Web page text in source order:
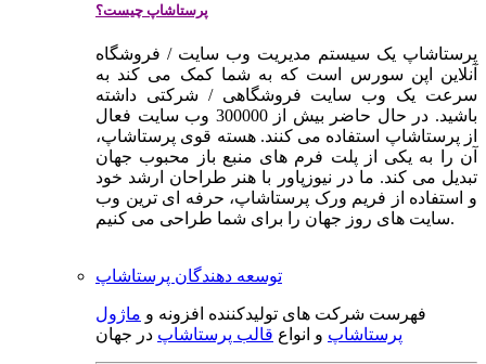
پرستاشاپ چیست؟
پرستاشاپ یک سیستم مدیریت وب سایت / فروشگاه
آنلاین اپن سورس است که به شما کمک می کند به
سرعت یک وب سایت فروشگاهی / شرکتی داشته
باشید. در حال حاضر بیش از 300000 وب سایت فعال
از پرستاشاپ استفاده می کنند. هسته قوی پرستاشاپ،
آن را به یکی از پلت فرم های منبع باز محبوب جهان
تبدیل می کند. ما در نیوزپاور با هنر طراحان ارشد خود
و استفاده از فریم ورک پرستاشاپ، حرفه ای ترین وب
سایت های روز جهان را برای شما طراحی می کنیم.
توسعه دهندگان پرستاشاپ
فهرست شرکت های تولیدکننده افزونه و ماژول
پرستاشاپ و انواع قالب پرستاشاپ در جهان